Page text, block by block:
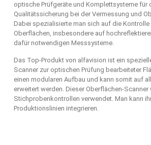
optische Prüfgeräte und Komplettsysteme für
Qualitätssicherung bei der Vermessung und
Dabei spezialisierte man sich auf die
Oberflächen, insbesondere auf
dafür notwendigen Messsysteme.
Das Top-Produkt von alfavision ist ein
Scanner zur optischen Prüfung bearbeiteter
einen modularen Aufbau und kann somit auf
erweitert werden. Dieser Oberflächen-Scanner
Stichprobenkontrollen verwendet. Man kann
Produktionslinien integrieren.